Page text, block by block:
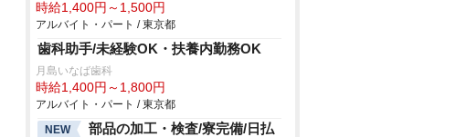
時給1,400円～1,500円
アルバイト・パート / 東京都
歯科助手/未経験OK・扶養内勤務OK
月島いなば歯科
時給1,400円～1,800円
アルバイト・パート / 東京都
NEW
部品の加工・検査/寮完備/日払